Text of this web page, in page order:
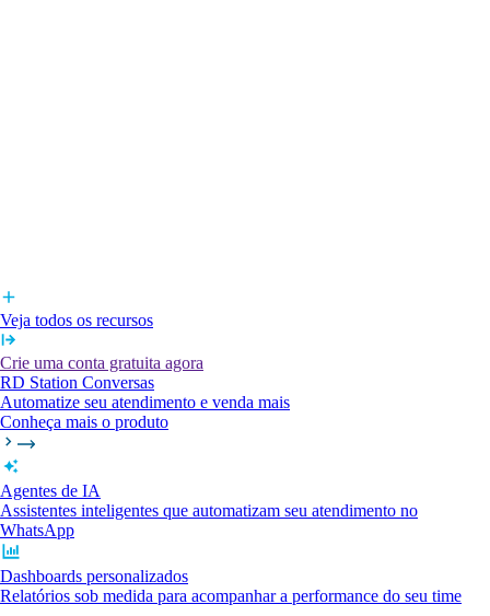
Veja todos os recursos
Crie uma conta gratuita agora
RD Station Conversas
Automatize seu atendimento e venda mais
Conheça mais o produto
Agentes de IA
Assistentes inteligentes que automatizam seu atendimento no
WhatsApp
Dashboards personalizados
Relatórios sob medida para acompanhar a performance do seu time